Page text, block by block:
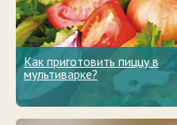
Как приготовить пиццу в
мультиварке?